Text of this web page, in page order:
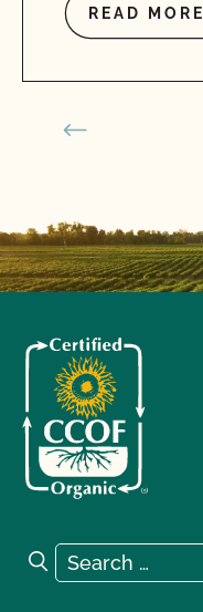
READ MORE
Search for:
Search